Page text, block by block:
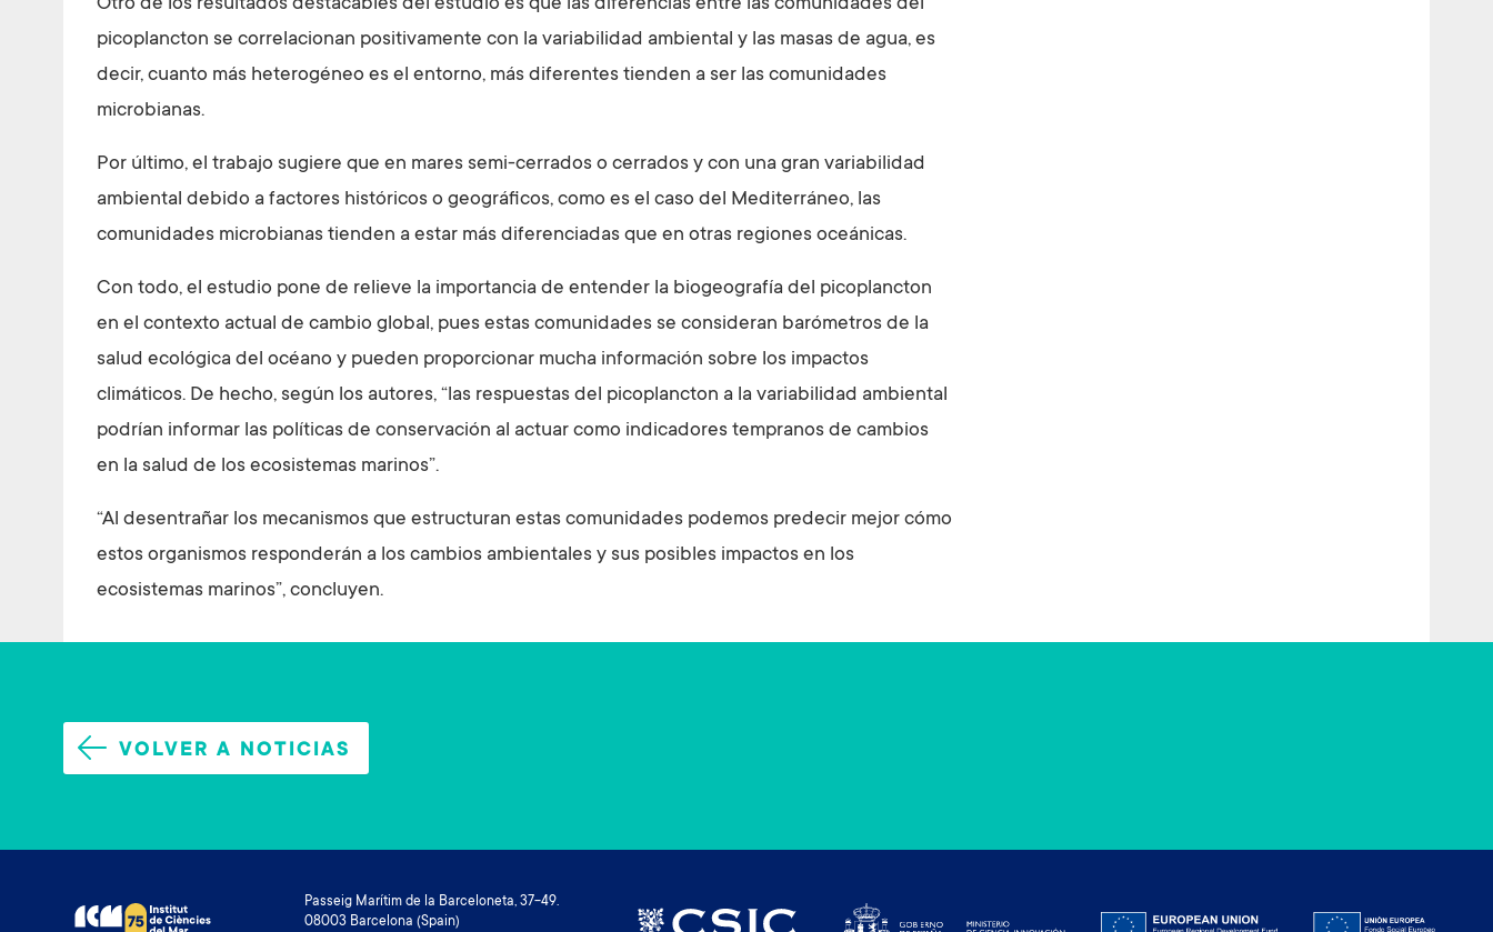
Otro de los resultados destacables del estudio es que las diferencias entre las comunidades del
picoplancton se correlacionan positivamente con la variabilidad ambiental y las masas de agua, es
decir, cuanto más heterogéneo es el entorno, más diferentes tienden a ser las comunidades
microbianas.
Por último, el trabajo sugiere que en mares semi-cerrados o cerrados y con una gran variabilidad
ambiental debido a factores históricos o geográficos, como es el caso del Mediterráneo, las
comunidades microbianas tienden a estar más diferenciadas que en otras regiones oceánicas.
Con todo, el estudio pone de relieve la importancia de entender la biogeografía del picoplancton
en el contexto actual de cambio global, pues estas comunidades se consideran barómetros de la
salud ecológica del océano y pueden proporcionar mucha información sobre los impactos
climáticos. De hecho, según los autores, “las respuestas del picoplancton a la variabilidad ambiental
podrían informar las políticas de conservación al actuar como indicadores tempranos de cambios
en la salud de los ecosistemas marinos”.
“Al desentrañar los mecanismos que estructuran estas comunidades podemos predecir mejor cómo
estos organismos responderán a los cambios ambientales y sus posibles impactos en los
ecosistemas marinos”, concluyen.
VOLVER A NOTICIAS
Passeig Marítim de la Barceloneta, 37-49.
08003 Barcelona (Spain)